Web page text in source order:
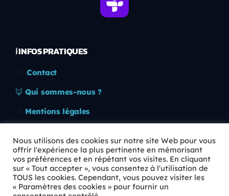
ℹ️ INFOS PRATIQUES
Contact
🦊 Qui sommes-nous ?
Mentions légales
🛡️ RGPD
Copyright © 2026 Animkids. Tous droits réservés.
Nous utilisons des cookies sur notre site Web pour vous
offrir l'expérience la plus pertinente en mémorisant
vos préférences et en répétant vos visites. En cliquant
sur « Tout accepter », vous consentez à l'utilisation de
TOUS les cookies. Cependant, vous pouvez visiter les
« Paramètres des cookies » pour fournir un